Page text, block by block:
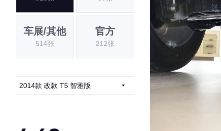
车展/其他
514张
官方
212张
2014款 改款 T5 智雅版